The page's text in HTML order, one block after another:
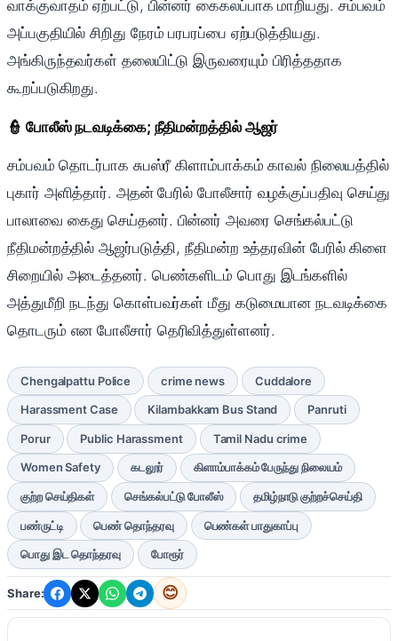
வாக்குவாதம் ஏற்பட்டு, பின்னர் கைகலப்பாக மாறியது. சம்பவம்
அப்பகுதியில் சிறிது நேரம் பரபரப்பை ஏற்படுத்தியது.
அங்கிருந்தவர்கள் தலையிட்டு இருவரையும் பிரித்ததாக
கூறப்படுகிறது.
👮 போலீஸ் நடவடிக்கை; நீதிமன்றத்தில் ஆஜர்
சம்பவம் தொடர்பாக சுபஸ்ரீ கிளாம்பாக்கம் காவல் நிலையத்தில்
புகார் அளித்தார். அதன் பேரில் போலீசார் வழக்குப்பதிவு செய்து
பாலாவை கைது செய்தனர். பின்னர் அவரை செங்கல்பட்டு
நீதிமன்றத்தில் ஆஜர்படுத்தி, நீதிமன்ற உத்தரவின் பேரில் கிளை
சிறையில் அடைத்தனர். பெண்களிடம் பொது இடங்களில்
அத்துமீறி நடந்து கொள்பவர்கள் மீது கடுமையான நடவடிக்கை
தொடரும் என போலீசார் தெரிவித்துள்ளனர்.
Chengalpattu Police crime news Cuddalore
Harassment Case Kilambakkam Bus Stand Panruti
Porur Public Harassment Tamil Nadu crime
Women Safety கடலூர் கிளாம்பாக்கம் பேருந்து நிலையம்
குற்ற செய்திகள் செங்கல்பட்டு போலீஸ் தமிழ்நாடு குற்றச்செய்தி
பண்ருட்டி பெண் தொந்தரவு பெண்கள் பாதுகாப்பு
பொது இட தொந்தரவு போரூர்
Share: 😊